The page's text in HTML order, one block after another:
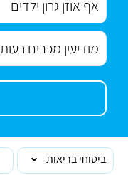
ביטוחי בריאות